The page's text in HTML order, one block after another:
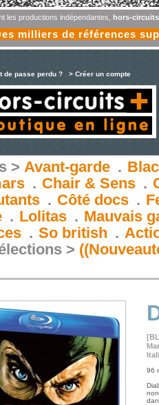
les productions indépendantes, hors-
milliers de références
de passe perdu ? > Créer un compte
> Avant-garde .
. Chair & Sens .
. Côté docs .
. Lolitas . Mauvais
. So british .
>
96